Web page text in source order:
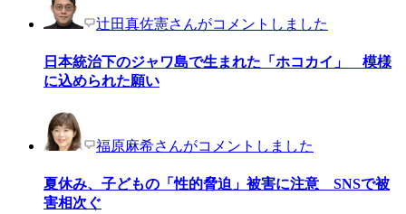
辻田真佐憲さんがコメントしました
日本統治下のジャワ島で生まれた「ホコカイ」 模様
に込められた願い
福原麻希さんがコメントしました
夏休み、子どもの「性的脅迫」被害に注意 SNSで被
害相次ぐ